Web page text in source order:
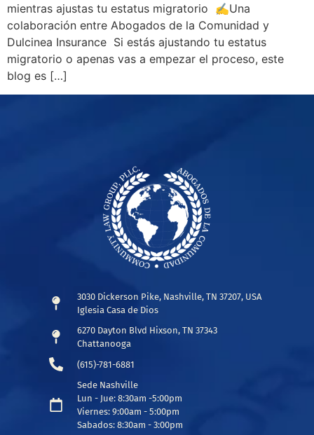
mientras ajustas tu estatus migratorio ✍️Una
colaboración entre Abogados de la Comunidad y
Dulcinea Insurance Si estás ajustando tu estatus
migratorio o apenas vas a empezar el proceso, este
blog es […]
3030 Dickerson Pike, Nashville, TN 37207, USA
Iglesia Casa de Dios
6270 Dayton Blvd Hixson, TN 37343
Chattanooga
(615)-781-6881
Sede Nashville
Lun - Jue: 8:30am -5:00pm
Viernes: 9:00am - 5:00pm
Sabados: 8:30am - 3:00pm